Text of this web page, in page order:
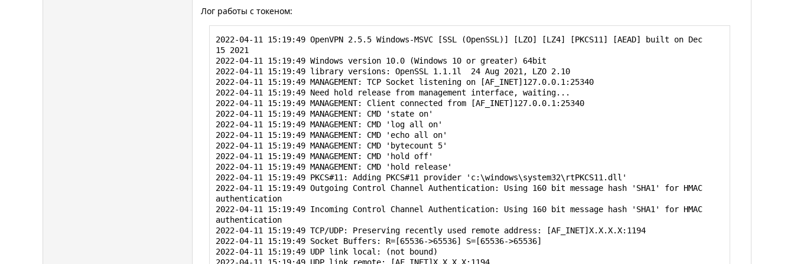
2022-04-11 15:13:40 Successful ARP Flush on interface [8] {3C99C393-A79C-41F9-87D0-BFB1E37B704F}
2022-04-11 15:13:40 MANAGEMENT: >STATE:1649679220,ASSIGN_IP,,10.8.0.6,,,,
2022-04-11 15:13:40 IPv4 MTU set to 1500 on interface 8 using service
2022-04-11 15:13:45 TEST ROUTES: 2/2 succeeded len=2 ret=1 a=0 u/d=up
2022-04-11 15:13:45 MANAGEMENT: >STATE:1649679225,ADD_ROUTES,,,,,,
2022-04-11 15:13:45 C:\Windows\system32\route.exe ADD 10.8.0.0 MASK 255.255.255.0 10.8.0.5
2022-04-11 15:13:45 Route addition via service succeeded
2022-04-11 15:13:45 C:\Windows\system32\route.exe ADD 10.168.103.0 MASK 255.255.255.0 10.8.0.5
2022-04-11 15:13:45 Route addition via service succeeded
2022-04-11 15:13:45 Initialization Sequence Completed
2022-04-11 15:13:45 MANAGEMENT: >STATE:1649679225,CONNECTED,SUCCESS,10.8.0.6,Х.Х.Х.Х,1194,,
Лог работы с токеном:
2022-04-11 15:19:49 OpenVPN 2.5.5 Windows-MSVC [SSL (OpenSSL)] [LZO] [LZ4] [PKCS11] [AEAD] built on Dec
15 2021
2022-04-11 15:19:49 Windows version 10.0 (Windows 10 or greater) 64bit
2022-04-11 15:19:49 library versions: OpenSSL 1.1.1l  24 Aug 2021, LZO 2.10
2022-04-11 15:19:49 MANAGEMENT: TCP Socket listening on [AF_INET]127.0.0.1:25340
2022-04-11 15:19:49 Need hold release from management interface, waiting...
2022-04-11 15:19:49 MANAGEMENT: Client connected from [AF_INET]127.0.0.1:25340
2022-04-11 15:19:49 MANAGEMENT: CMD 'state on'
2022-04-11 15:19:49 MANAGEMENT: CMD 'log all on'
2022-04-11 15:19:49 MANAGEMENT: CMD 'echo all on'
2022-04-11 15:19:49 MANAGEMENT: CMD 'bytecount 5'
2022-04-11 15:19:49 MANAGEMENT: CMD 'hold off'
2022-04-11 15:19:49 MANAGEMENT: CMD 'hold release'
2022-04-11 15:19:49 PKCS#11: Adding PKCS#11 provider 'c:\windows\system32\rtPKCS11.dll'
2022-04-11 15:19:49 Outgoing Control Channel Authentication: Using 160 bit message hash 'SHA1' for HMAC
authentication
2022-04-11 15:19:49 Incoming Control Channel Authentication: Using 160 bit message hash 'SHA1' for HMAC
authentication
2022-04-11 15:19:49 TCP/UDP: Preserving recently used remote address: [AF_INET]Х.Х.Х.Х:1194
2022-04-11 15:19:49 Socket Buffers: R=[65536->65536] S=[65536->65536]
2022-04-11 15:19:49 UDP link local: (not bound)